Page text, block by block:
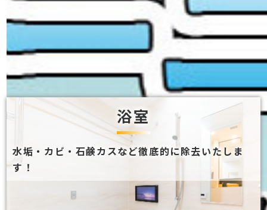
ハウスクリーニング
浴室
水垢・カビ・石鹸カスなど徹底的に除去いたしま
す！